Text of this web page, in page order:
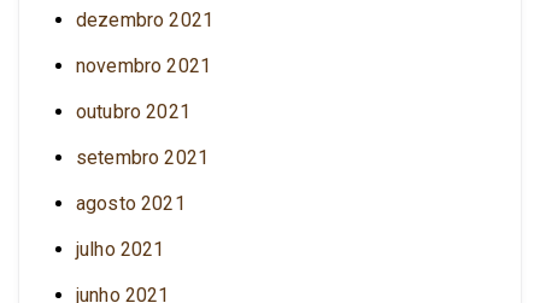
dezembro 2021
novembro 2021
outubro 2021
setembro 2021
agosto 2021
julho 2021
junho 2021